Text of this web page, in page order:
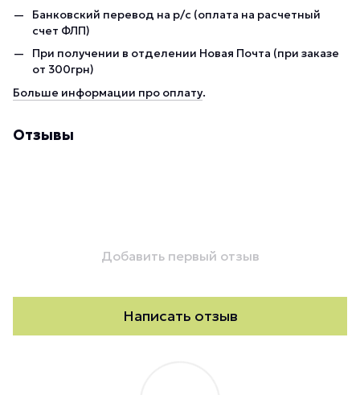
Банковский перевод на р/с (оплата на расчетный
счет ФЛП)
При получении в отделении Новая Почта (при заказе
от 300грн)
Больше информации про оплату.
Отзывы
Добавить первый отзыв
Написать отзыв